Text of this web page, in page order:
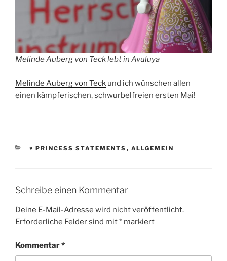
Melinde Auberg von Teck lebt in Avuluya
Melinde Auberg von Teck und ich wünschen allen
einen kämpferischen, schwurbelfreien ersten Mai!
KATEGORIEN
♥ PRINCESS STATEMENTS , ALLGEMEIN
Schreibe einen Kommentar
Deine E-Mail-Adresse wird nicht veröffentlicht.
Erforderliche Felder sind mit* markiert
Kommentar*